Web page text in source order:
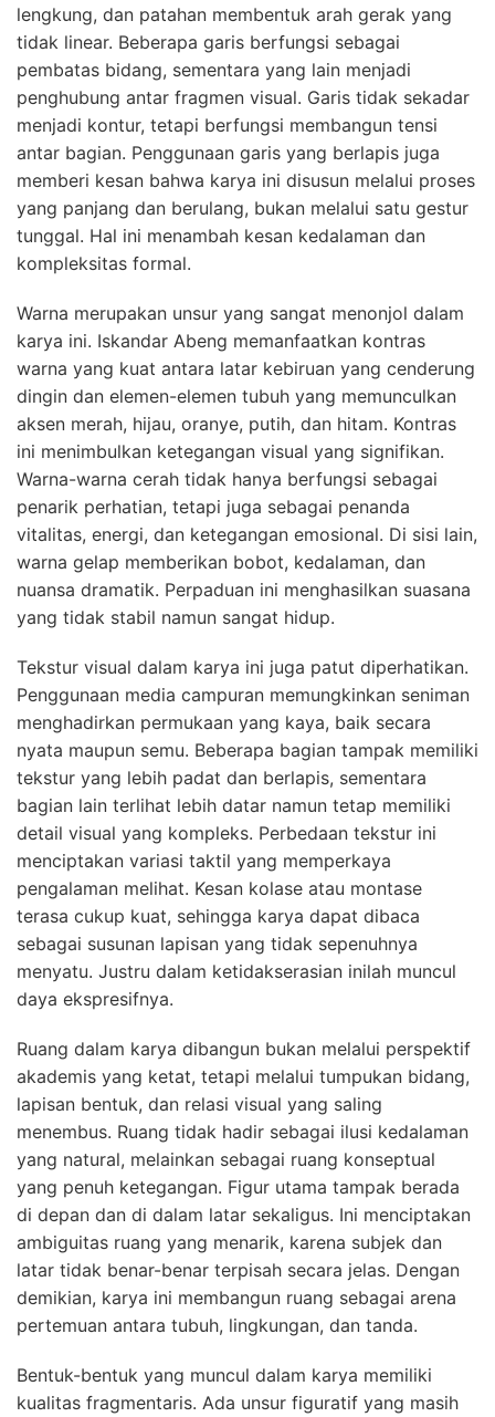
lengkung, dan patahan membentuk arah gerak yang
tidak linear. Beberapa garis berfungsi sebagai
pembatas bidang, sementara yang lain menjadi
penghubung antar fragmen visual. Garis tidak sekadar
menjadi kontur, tetapi berfungsi membangun tensi
antar bagian. Penggunaan garis yang berlapis juga
memberi kesan bahwa karya ini disusun melalui proses
yang panjang dan berulang, bukan melalui satu gestur
tunggal. Hal ini menambah kesan kedalaman dan
kompleksitas formal.
Warna merupakan unsur yang sangat menonjol dalam
karya ini. Iskandar Abeng memanfaatkan kontras
warna yang kuat antara latar kebiruan yang cenderung
dingin dan elemen-elemen tubuh yang memunculkan
aksen merah, hijau, oranye, putih, dan hitam. Kontras
ini menimbulkan ketegangan visual yang signifikan.
Warna-warna cerah tidak hanya berfungsi sebagai
penarik perhatian, tetapi juga sebagai penanda
vitalitas, energi, dan ketegangan emosional. Di sisi lain,
warna gelap memberikan bobot, kedalaman, dan
nuansa dramatik. Perpaduan ini menghasilkan suasana
yang tidak stabil namun sangat hidup.
Tekstur visual dalam karya ini juga patut diperhatikan.
Penggunaan media campuran memungkinkan seniman
menghadirkan permukaan yang kaya, baik secara
nyata maupun semu. Beberapa bagian tampak memiliki
tekstur yang lebih padat dan berlapis, sementara
bagian lain terlihat lebih datar namun tetap memiliki
detail visual yang kompleks. Perbedaan tekstur ini
menciptakan variasi taktil yang memperkaya
pengalaman melihat. Kesan kolase atau montase
terasa cukup kuat, sehingga karya dapat dibaca
sebagai susunan lapisan yang tidak sepenuhnya
menyatu. Justru dalam ketidakserasian inilah muncul
daya ekspresifnya.
Ruang dalam karya dibangun bukan melalui perspektif
akademis yang ketat, tetapi melalui tumpukan bidang,
lapisan bentuk, dan relasi visual yang saling
menembus. Ruang tidak hadir sebagai ilusi kedalaman
yang natural, melainkan sebagai ruang konseptual
yang penuh ketegangan. Figur utama tampak berada
di depan dan di dalam latar sekaligus. Ini menciptakan
ambiguitas ruang yang menarik, karena subjek dan
latar tidak benar-benar terpisah secara jelas. Dengan
demikian, karya ini membangun ruang sebagai arena
pertemuan antara tubuh, lingkungan, dan tanda.
Bentuk-bentuk yang muncul dalam karya memiliki
kualitas fragmentaris. Ada unsur figuratif yang masih